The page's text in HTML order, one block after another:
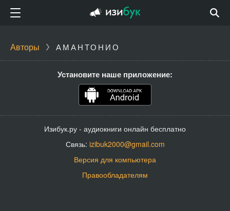
Авторы АМАНТОНИО
Установите наше приложение:
Изибук.ру - аудиокниги онлайн бесплатно
Связь: izibuk2000@gmail.com
Версия для компьютера
Правообладателям